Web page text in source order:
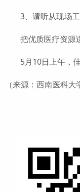
3、请听从现场工
把优质医疗资源送
5月10日上午，佳
（来源：西南医科